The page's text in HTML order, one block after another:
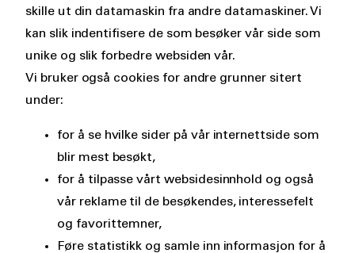
skille ut din datamaskin fra andre datamaskiner. Vi
kan slik indentifisere de som besøker vår side som
unike og slik forbedre websiden vår.
Vi bruker også cookies for andre grunner sitert
under:
for å se hvilke sider på vår internettside som
blir mest besøkt,
for å tilpasse vårt websidesinnhold og også
vår reklame til de besøkendes, interessefelt
og favorittemner,
Føre statistikk og samle inn informasjon for å